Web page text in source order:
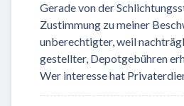
Gerade von der
Zustimmung zu meiner
unberechtigter, weil
gestellter, Depotgebühren
Wer interesse hat